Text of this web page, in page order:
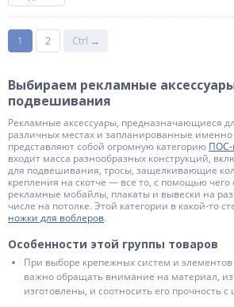
1 2 Ctrl →
Выбираем рекламные
подвешивания
Рекламные аксессуары, предназначающиеся
различных местах и запланированные
представляют собой огромную категорию ПОС-
входит масса разнообразных конструкций,
для подвешивания, тросы, защелкивающие
крепления на скотче — все то, с помощью чего
рекламные мобайлы, плакаты и вывески на
числе на потолке. Этой категории в какой-то
ножки для воблеров.
Особенности этой группы товаров
При выборе крепежных систем и
важно обращать внимание на материал, из
изготовлены, и соотносить его прочность